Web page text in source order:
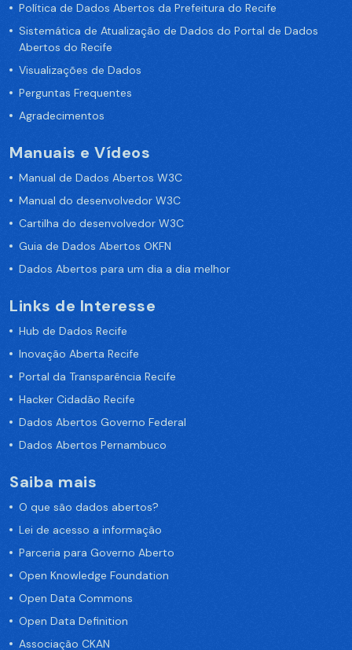
Política de Dados Abertos da Prefeitura do Recife
Sistemática de Atualização de Dados do Portal de Dados
Abertos do Recife
Visualizações de Dados
Perguntas Frequentes
Agradecimentos
Manuais e Vídeos
Manual de Dados Abertos W3C
Manual do desenvolvedor W3C
Cartilha do desenvolvedor W3C
Guia de Dados Abertos OKFN
Dados Abertos para um dia a dia melhor
Links de Interesse
Hub de Dados Recife
Inovação Aberta Recife
Portal da Transparência Recife
Hacker Cidadão Recife
Dados Abertos Governo Federal
Dados Abertos Pernambuco
Saiba mais
O que são dados abertos?
Lei de acesso a informação
Parceria para Governo Aberto
Open Knowledge Foundation
Open Data Commons
Open Data Definition
Associação CKAN